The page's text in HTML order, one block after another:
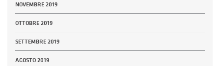
NOVEMBRE 2019
OTTOBRE 2019
SETTEMBRE 2019
AGOSTO 2019